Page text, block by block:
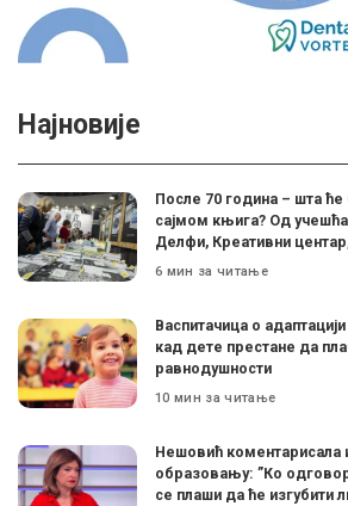
Најновије
После 70 година – шта
сајмом књига? Од
Делфи, Креативни
6 мин за читање
Васпитачица о
кад дете престане да
равнодушности
10 мин за читање
Нешовић коментарисала
образовању: ”Ко
се плаши да ће изгубити